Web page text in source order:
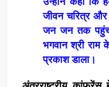
जीवन चरित्र
जन जन तक
भगवान श्री राम
प्रकाश डाला।